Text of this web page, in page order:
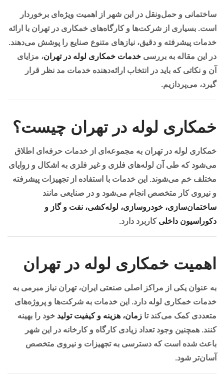
ساختمانی و حمل‌ونقل در این شهر از اهمیت ویژه‌ای برخوردار
است. بسیاری از شرکت‌ها و کارگاه‌های خمکاری در تهران با ارائه
خدمات پیشرفته و دقیق، نیازهای متنوع صنایع را پوشش می‌دهند.
در این مقاله به بررسی خدمات خمکاری لوله در تهران، مزایای
آن و نکاتی که باید در انتخاب ارائه‌دهنده خدمات مد نظر قرار
گیرد، می‌پردازیم.
خمکاری لوله در تهران چیست؟
خمکاری لوله در تهران به مجموعه‌ای از خدمات حرفه‌ای اطلاق
می‌شود که طی آن لوله‌های فلزی و غیر فلزی به اشکال و زوایای
مختلف خم می‌شوند. این خدمات با استفاده از تجهیزات پیشرفته
و نیروی کار متخصص انجام می‌شود و در صنایعی مانند
ساختمان‌سازی، خودروسازی، لوله‌کشی، نفت و گاز و
دکوراسیون داخلی کاربرد دارد.
اهمیت خمکاری لوله در تهران
به عنوان یکی از مراکز اصلی صنعتی ایران، تهران نیاز مبرمی به
خدمات خمکاری لوله دارد. این خدمات به شرکت‌ها و پروژه‌های
متعددی کمک می‌کند تا زمان، هزینه و کیفیت تولید خود را بهینه
کنند. همچنین وجود تعداد زیادی کارگاه و کارخانه در این شهر
باعث شده است که دسترسی به تجهیزات و نیروی متخصص
آسان‌تر شود.